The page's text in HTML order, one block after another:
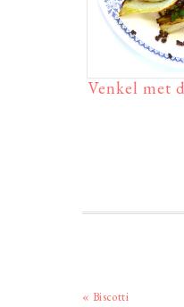
Venkel met
Vorig
« Biscotti